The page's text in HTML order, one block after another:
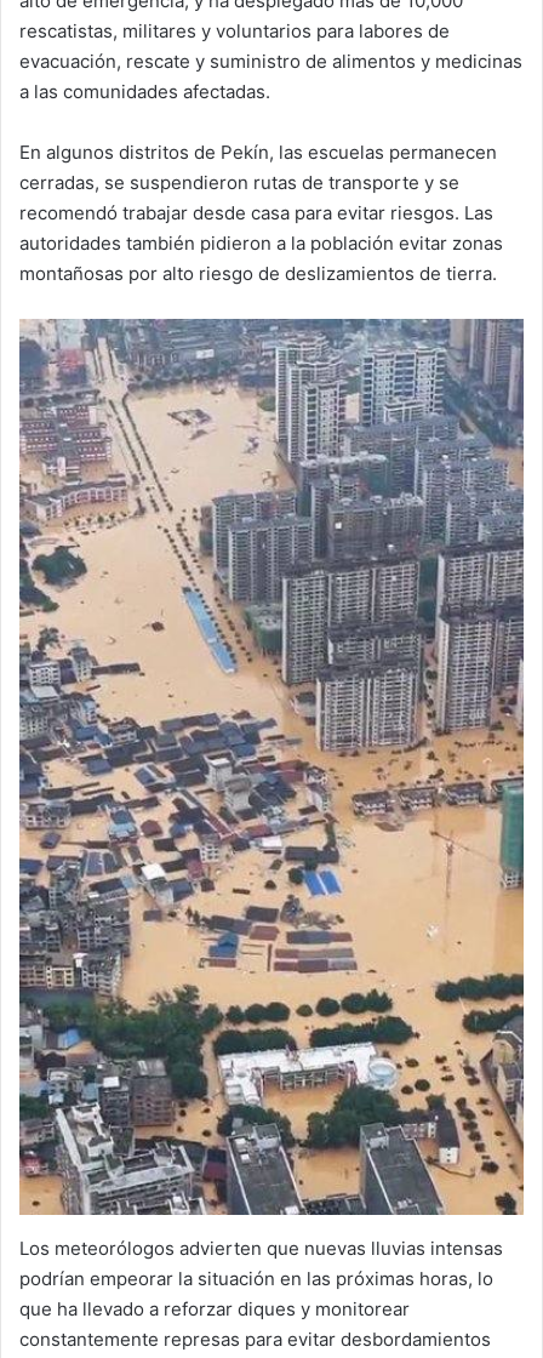
rescatistas, militares y voluntarios para labores de
evacuación, rescate y suministro de alimentos y medicinas
a las comunidades afectadas.
En algunos distritos de Pekín, las escuelas permanecen
cerradas, se suspendieron rutas de transporte y se
recomendó trabajar desde casa para evitar riesgos. Las
autoridades también pidieron a la población evitar zonas
montañosas por alto riesgo de deslizamientos de tierra.
Los meteorólogos advierten que nuevas lluvias intensas
podrían empeorar la situación en las próximas horas, lo
que ha llevado a reforzar diques y monitorear
constantemente represas para evitar desbordamientos